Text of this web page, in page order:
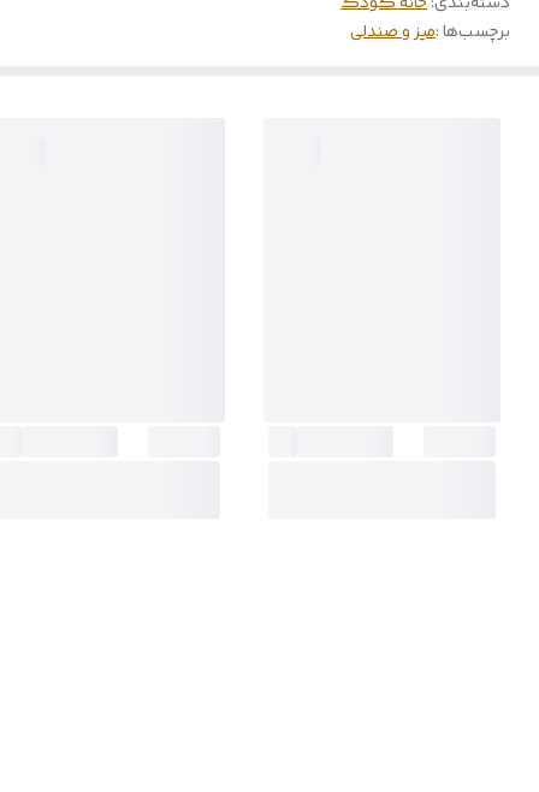
برچسب‌ها :میز و صندلی